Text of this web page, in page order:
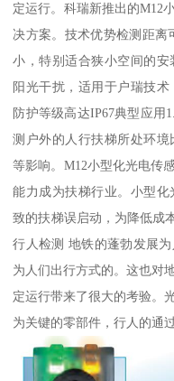
定运行。科瑞新推出的M12
决方案。技术优势检测距离
小，特别适合狭小空间的
阳光干扰，适用于户瑞技
防护等级高达IP67典型应用
测户外的人行扶梯所处环
等影响。M12小型化光电传
能力成为扶梯行业。小型
致的扶梯误启动，为降低成
行人检测 地铁的蓬勃发展
为人们出行方式的。这也对
定运行带来了很大的考验。
为关键的零部件，行人的通